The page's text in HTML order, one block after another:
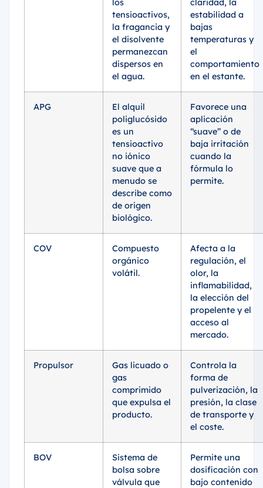
los
tensioactivos,
la fragancia y
el disolvente
permanezcan
dispersos en
el agua.
claridad, la
estabilidad a
bajas
temperaturas y
el
comportamiento
en el estante.
APG
El alquil
poliglucósido
es un
tensioactivo
no iónico
suave que a
menudo se
describe como
de origen
biológico.
Favorece una
aplicación
“suave” o de
baja irritación
cuando la
fórmula lo
permite.
COV
Compuesto
orgánico
volátil.
Afecta a la
regulación, el
olor, la
inflamabilidad,
la elección del
propelente y el
acceso al
mercado.
Propulsor
Gas licuado o
gas
comprimido
que expulsa el
producto.
Controla la
forma de
pulverización, la
presión, la clase
de transporte y
el coste.
BOV
Sistema de
bolsa sobre
válvula que
Permite una
dosificación con
bajo contenido